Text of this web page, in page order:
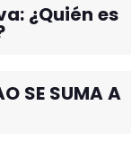
¿Quién es
SE SUMA A